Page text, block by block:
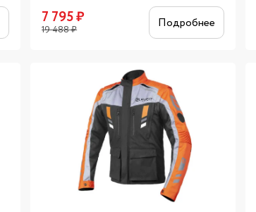
7 795₽
19 488₽ Подробнее